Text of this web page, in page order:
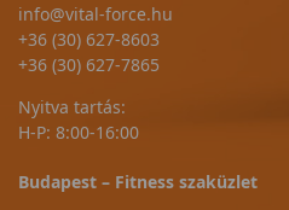
info@vital-force.hu
+36 (30) 627-8603
+36 (30) 627-7865
Nyitva tartás:
H-P: 8:00-16:00
Budapest – Fitness szaküzlet